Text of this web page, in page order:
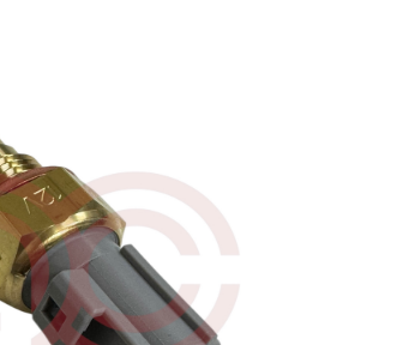
ム アイドラーアーム 各種リペアキット タ